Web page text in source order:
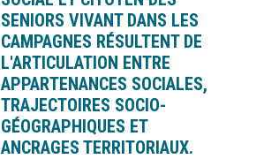
SENIORS VIVANT DANS LES
CAMPAGNES RÉSULTENT DE
L'ARTICULATION ENTRE
APPARTENANCES SOCIALES,
TRAJECTOIRES SOCIO-
GÉOGRAPHIQUES ET
ANCRAGES TERRITORIAUX.